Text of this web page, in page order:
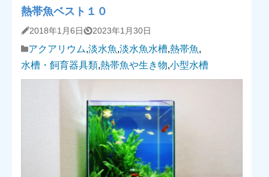
熱帯魚ベスト１０
2018年1月6日 2023年1月30日
アクアリウム,淡水魚,淡水魚水槽,熱帯魚,
水槽・飼育器具類,熱帯魚や生き物,小型水槽